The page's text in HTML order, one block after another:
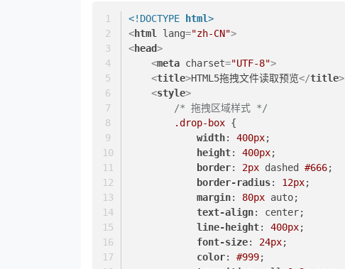
<!DOCTYPE html>
<html lang="zh-CN">
<head>
<meta charset="UTF-8">
<title>HTML5拖拽文件读取预览</title>
<style>
/* 拖拽区域样式 */
.drop-box {
width: 400px;
height: 400px;
border: 2px dashed #666;
border-radius: 12px;
margin: 80px auto;
text-align: center;
line-height: 400px;
font-size: 24px;
color: #999;